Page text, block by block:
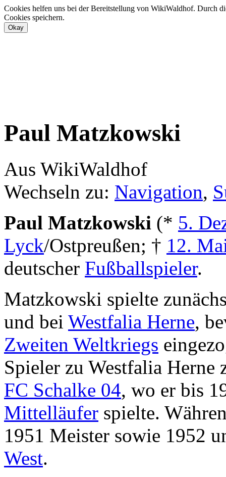
Cookies helfen uns bei der Bereitstellung von WikiWaldhof. Durch
Cookies speichern.
Paul Matzkowski
Aus WikiWaldhof
Wechseln zu: Navigation,
Paul Matzkowski (* 5.
Lyck/Ostpreußen; † 12.
deutscher Fußballspieler.
Matzkowski spielte
und bei Westfalia Herne,
Zweiten Weltkriegs
Spieler zu Westfalia Herne
FC Schalke 04, wo er bis
Mittelläufer spielte.
1951 Meister sowie 1952
West.